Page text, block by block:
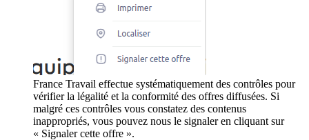
France Travail effectue systématiquement des contrôles pour
vérifier la légalité et la conformité des offres diffusées. Si
malgré ces contrôles vous constatez des contenus
inappropriés, vous pouvez nous le signaler en cliquant sur
« Signaler cette offre ».